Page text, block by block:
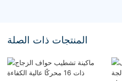
المنتجات ذات الصلة